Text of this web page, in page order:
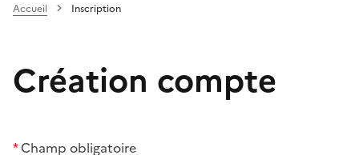
Accueil Inscription
Création compte
*Champ obligatoire